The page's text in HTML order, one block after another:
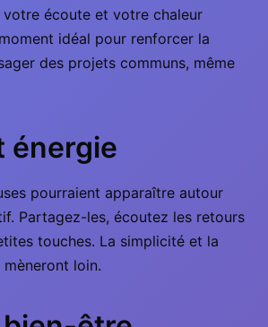
écoute et votre chaleur
idéal pour renforcer la
des projets communs, même
énergie
pourraient apparaître autour
Partagez-les, écoutez les retours
touches. La simplicité et la
loin.